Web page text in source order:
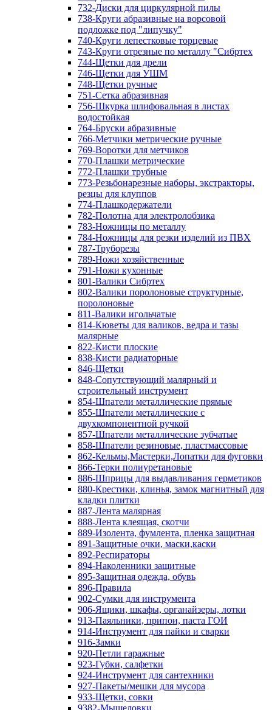
732-Диски для циркулярной пилы
738-Круги абразивные на ворсовой
подложке под "липучку"
740-Круги лепестковые торцевые
743-Круги отрезные по металлу "Сибртех
744-Щетки для дрели
746-Щетки для УШМ
748-Щетки ручные
751-Сетка абразивная
756-Шкурка шлифовальная в листах
водостойкая
764-Бруски абразивные
766-Метчики метрические ручные
769-Воротки для метчиков
770-Плашки метрические
772-Плашки трубные
773-Резьбонарезные наборы, экстракторы,
резцы для клуппов
774-Плашкодержатели
782-Полотна для электролобзика
783-Ножницы по металлу
784-Ножницы для резки изделий из ПВХ
787-Труборезы
789-Ножи хозяйственные
791-Ножи кухонные
801-Валики Сибртех
802-Валики поролоновые структурные,
поролоновые
811-Валики игольчатые
814-Кюветы для валиков, ведра и тазы
малярные
822-Кисти плоские
838-Кисти радиаторные
846-Щетки
848-Сопутствующий малярный и
строительный инструмент
854-Шпатели металлические прямые
855-Шпатели металлические с
двухкомпонентной ручкой
857-Шпатели металлические зубчатые
858-Шпатели резиновые, пластмассовые
862-Кельмы,Мастерки,Лопатки для фуговки
866-Терки полиуретановые
886-Шприцы для выдавливания герметиков
880-Крестики, клинья, замок магнитный для
кладки плитки
887-Лента малярная
888-Лента клеящая, скотчи
889-Изолента, фумлента, пленка защитная
891-Защитные очки, маски,каски
892-Респираторы
894-Наколенники защитные
895-Защитная одежда, обувь
896-Правила
902-Сумки для инструмента
906-Ящики, шкафы, органайзеры, лотки
913-Паяльники, припои, паста ГОИ
914-Инструмент для пайки и сварки
916-Замки
920-Петли гаражные
923-Губки, салфетки
924-Инструмент для сантехники
927-Пакеты/мешки для мусора
933-Щетки, совки
9382-Мышеловки